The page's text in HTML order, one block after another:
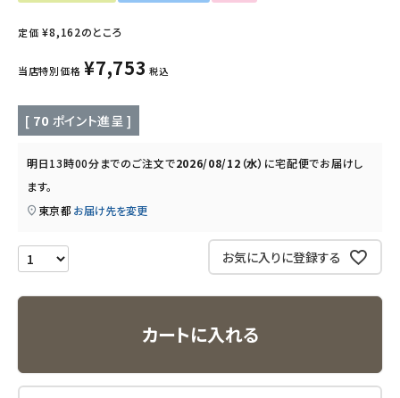
キッチン用品
フード・ドリンク
ブランド
定期購入
オリジナルブランド
ナチュラムーン
エコメイト
定価 ¥8,162のところ
当店特別価格 ¥7,753 税込
[ 70 ポイント進呈 ]
明日13時00分までのご注文で2026/08/12（水） に宅配便でお届けし
ます。
東京都 お届け先を変更
お気に入りに登録する
カートに入れる